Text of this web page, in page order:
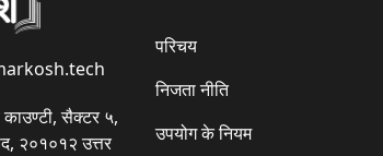
सैक्टर ५,
२०१०१२ उत्तर
परिचय
निजता नीति
उपयोग के नियम